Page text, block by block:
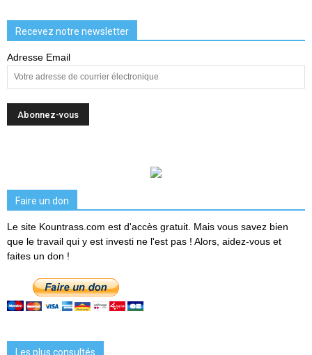
Recevez notre newsletter
Adresse Email
Faire un don
Le site Kountrass.com est d'accès gratuit. Mais vous savez bien
que le travail qui y est investi ne l'est pas ! Alors, aidez-vous et
faites un don !
Les plus consultés